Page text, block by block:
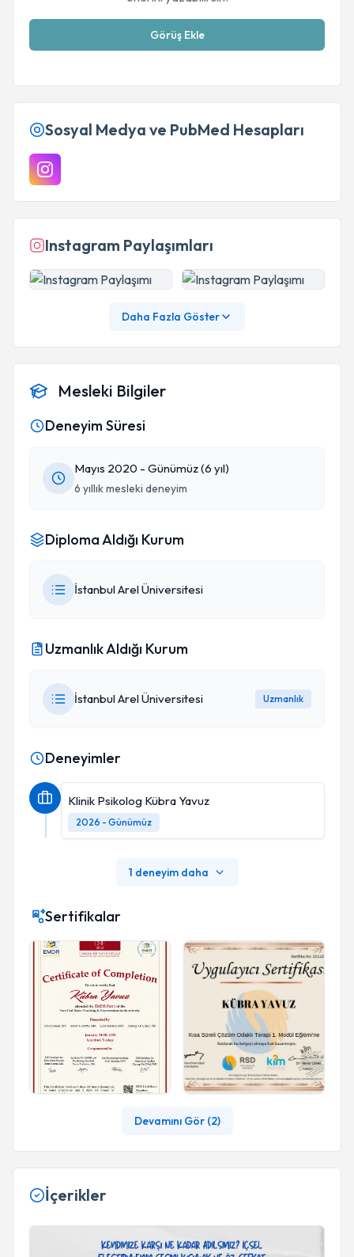
Görüş Ekle
Sosyal Medya ve PubMed Hesapları
Instagram Paylaşımları
Daha Fazla Göster
Mesleki Bilgiler
Deneyim Süresi
Mayıs 2020 - Günümüz (6 yıl)
6 yıllık mesleki deneyim
Diploma Aldığı Kurum
İstanbul Arel Üniversitesi
Uzmanlık Aldığı Kurum
İstanbul Arel Üniversitesi Uzmanlık
Deneyimler
Klinik Psikolog Kübra Yavuz
2026 - Günümüz
1 deneyim daha
Sertifikalar
Devamını Gör (2)
İçerikler